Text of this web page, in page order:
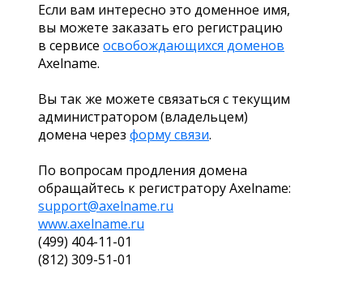
Если вам интересно это доменное имя,
вы можете заказать его регистрацию
в сервисе освобождающихся доменов
Axelname.
Вы так же можете связаться с текущим
администратором (владельцем)
домена через форму связи.
По вопросам продления домена
обращайтесь к регистратору Axelname:
support@axelname.ru
www.axelname.ru
(499) 404-11-01
(812) 309-51-01